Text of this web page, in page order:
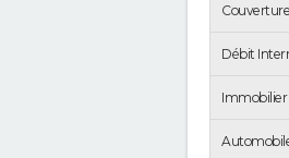
Débit
Immobilier